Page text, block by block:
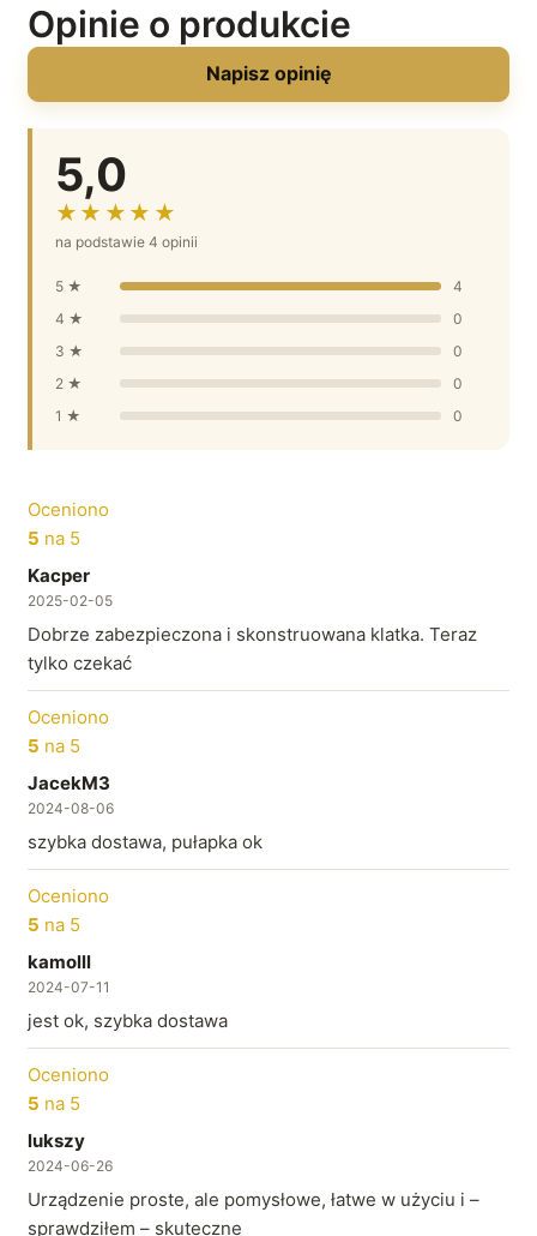
Opinie o produkcie
Napisz opinię
5,0
★★★★★
na podstawie 4 opinii
5 ★
4
4 ★
0
3 ★
0
2 ★
0
1 ★
0
Oceniono
5 na 5
Kacper
2025-02-05
Dobrze zabezpieczona i skonstruowana klatka. Teraz
tylko czekać
Oceniono
5 na 5
JacekM3
2024-08-06
szybka dostawa, pułapka ok
Oceniono
5 na 5
kamolll
2024-07-11
jest ok, szybka dostawa
Oceniono
5 na 5
lukszy
2024-06-26
Urządzenie proste, ale pomysłowe, łatwe w użyciu i –
sprawdziłem – skuteczne